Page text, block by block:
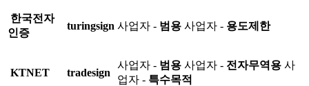
한국전자
인증
turingsign 사업자 - 범용 사업자 - 용도제한
KTNET tradesign
사업자 - 범용 사업자 - 전자무역용 사
업자 - 특수목적